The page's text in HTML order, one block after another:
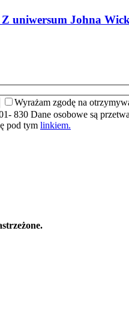
uniwersum Johna
Wyrażam zgodę na
830 Dane osobowe są
pod tym linkiem.